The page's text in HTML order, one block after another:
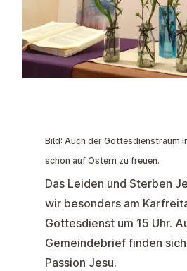
Bild: Auch der Gottesdienstraum
schon auf Ostern zu freuen.
Das Leiden und Sterben
wir besonders am
Gottesdienst um 15 Uhr.
Gemeindebrief finden
Passion Jesu.